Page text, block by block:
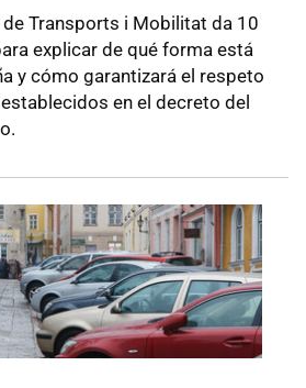
Transports i Mobilitat da 10
explicar de qué forma está
y cómo garantizará el respeto
en el decreto del